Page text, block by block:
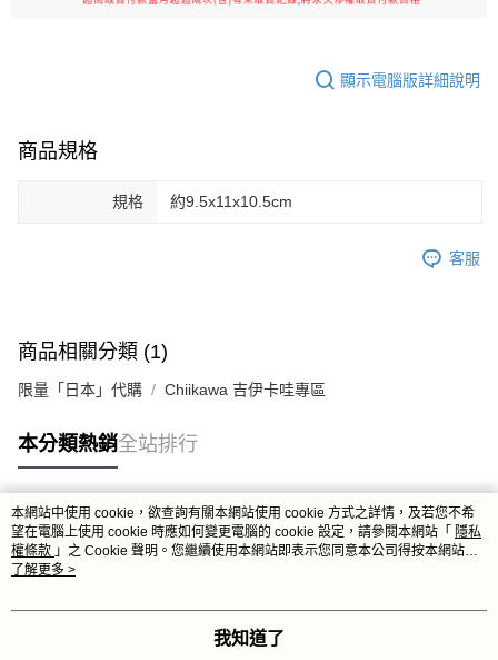
顯示電腦版詳細說明
商品規格
規格 約9.5x11x10.5cm
客服
商品相關分類 (1)
限量「日本」代購 Chiikawa 吉伊卡哇專區
本分類熱銷全站排行
熱門標籤
本網站中使用 cookie，欲查詢有關本網站使用 cookie 方式之詳情，及若您不希
望在電腦上使用 cookie 時應如何變更電腦的 cookie 設定，請參閱本網站「 隱私
權條款 」之 Cookie 聲明。您繼續使用本網站即表示您同意本公司得按本網站使
用條款之 Cookie 聲明使用 cookie。
了解更多 >
我知道了